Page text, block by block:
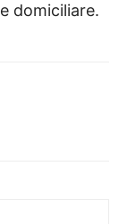
domiciliare.